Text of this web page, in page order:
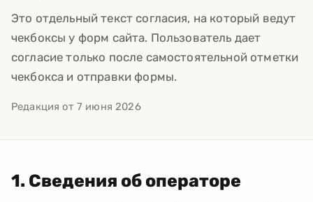
Это отдельный текст согласия, на который ведут
чекбоксы у форм сайта. Пользователь дает
согласие только после самостоятельной отметки
чекбокса и отправки формы.
Редакция от 7 июня 2026
1. Сведения об операторе